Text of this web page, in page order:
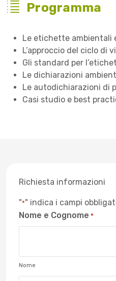
Programma
Le etichette ambientali
L’approccio del ciclo di
Gli standard per
Le dichiarazioni
Le autodichiarazioni di
Casi studio e best
Richiesta informazioni
"*" indica i campi
Nome e Cognome *
Nome